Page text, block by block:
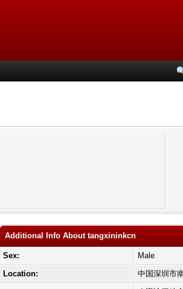
Additional Info About tangxininkcn
Sex:
Male
Location:
中国深圳市